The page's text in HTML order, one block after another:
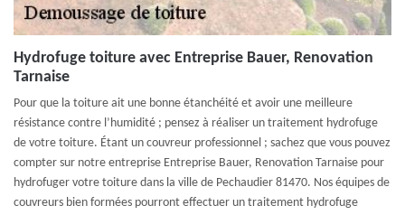
Hydrofuge toiture avec Entreprise Bauer, Renovation
Tarnaise
Pour que la toiture ait une bonne étanchéité et avoir une meilleure
résistance contre l’humidité ; pensez à réaliser un traitement hydrofuge
de votre toiture. Étant un couvreur professionnel ; sachez que vous pouvez
compter sur notre entreprise Entreprise Bauer, Renovation Tarnaise pour
hydrofuger votre toiture dans la ville de Pechaudier 81470. Nos équipes de
couvreurs bien formées pourront effectuer un traitement hydrofuge